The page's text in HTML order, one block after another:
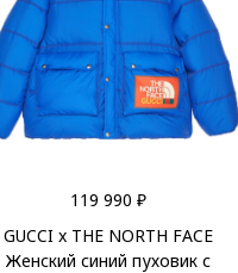
119 990 ₽
GUCCI x THE NORTH FACE
Женский синий пуховик с